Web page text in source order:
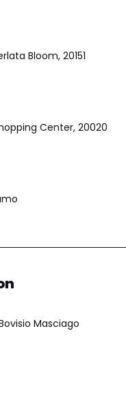
Bloom, 20151
Center, 20020
Masciago